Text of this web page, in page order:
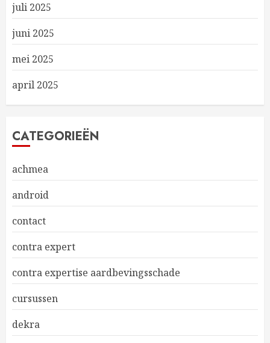
juli 2025
juni 2025
mei 2025
april 2025
CATEGORIEËN
achmea
android
contact
contra expert
contra expertise aardbevingsschade
cursussen
dekra